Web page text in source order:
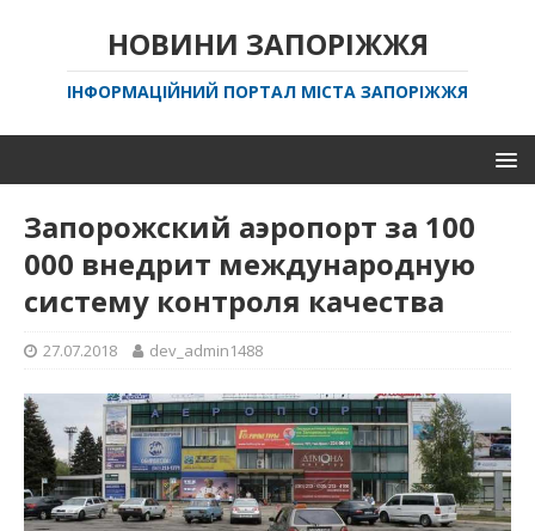
НОВИНИ ЗАПОРІЖЖЯ
ІНФОРМАЦІЙНИЙ ПОРТАЛ МІСТА ЗАПОРІЖЖЯ
Запорожский аэропорт за 100
000 внедрит международную
систему контроля качества
27.07.2018 dev_admin1488